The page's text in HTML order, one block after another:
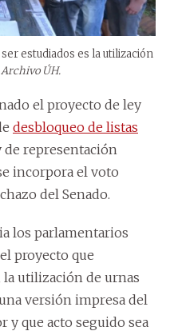
estudiados es la utilización
Archivo ÚH.
el proyecto de ley
desbloqueo de listas
de representación
incorpora el voto
del Senado.
los parlamentarios
proyecto que
la utilización de urnas
versión impresa del
que acto seguido sea